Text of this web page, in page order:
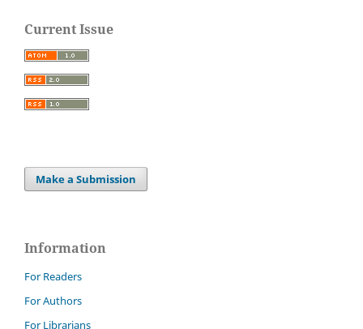
Current Issue
Make a Submission
Information
For Readers
For Authors
For Librarians